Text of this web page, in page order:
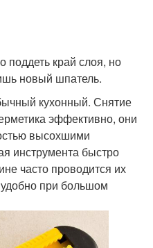
поддеть край слоя, но
новый шпатель.
кухонный. Снятие
эффективно, они
высохшими
инструмента быстро
часто проводится их
при большом